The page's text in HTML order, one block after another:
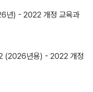
년) - 2022 개정 교육과
2 (2026년용) - 2022 개정